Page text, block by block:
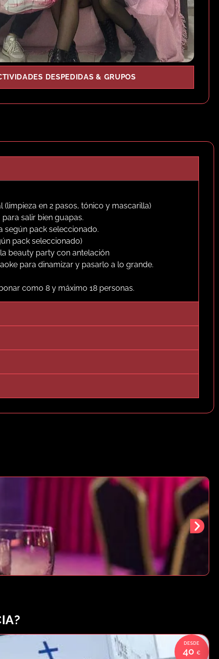
DESPEDIDAS & GRUPOS
(limpieza en 2 pasos, tónico y mascarilla)
salir bien guapas.
según pack seleccionado.
pack seleccionado)
beauty party con antelación
para dinamizar y pasarlo a lo grande.
como 8 y máximo 18 personas.
40